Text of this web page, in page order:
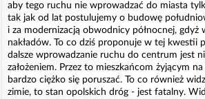
aby tego ruchu nie wprowadzać do miasta
tak jak od lat postulujemy o budowę
i za modernizacją obwodnicy północnej, gdyż
nakładów. To co dziś proponuje w tej kwestii
dalsze wprowadzanie ruchu do centrum jest
założeniem. Przez to mieszkańcom żyjącym
bardzo ciężko się poruszać. To co również
zimie, to stan opolskich dróg - jest fatalny.